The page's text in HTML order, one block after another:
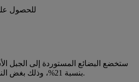
للحصول
ستخضع البضائع المستوردة إلى الجبل
بنسبة 21%، وذلك بغض النظر عن قيمة هذه البضائع.